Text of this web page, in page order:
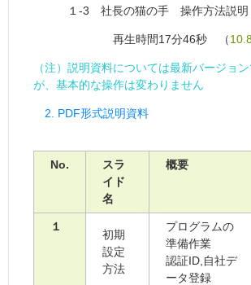
１-3 社長の猫の手 操作方法説明
再生時間17分46秒 （
（注）説明資料については最新バージョ
が、基本的な操作は変わりません
2. PDF形式説明資料
No.
スラ
イド
名
概要
１
初期
設定
方法
プログラムの
準備作業
認証ID,自社デ
ータ登録